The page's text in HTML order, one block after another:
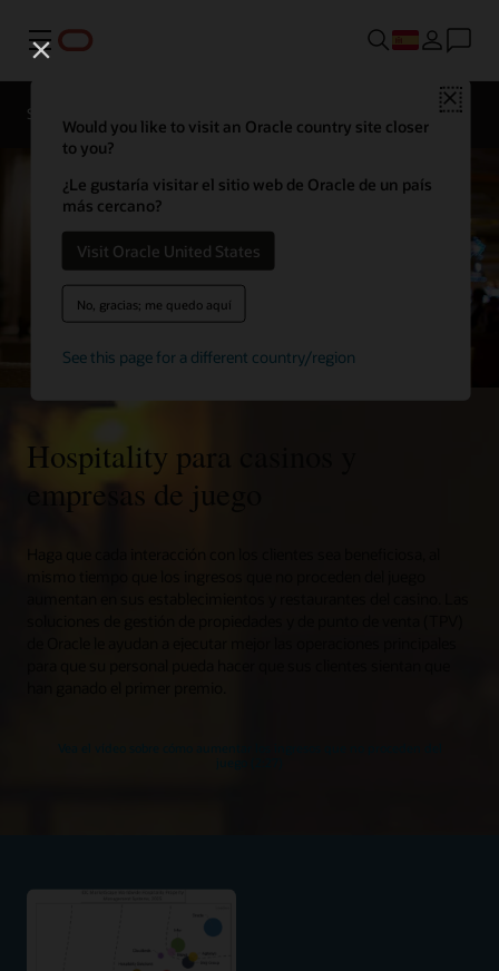
Menú
Close
Would you like to visit an Oracle country site closer
to you?
¿Le gustaría visitar el sitio web de Oracle de un país
más cercano?
Visit Oracle United States
No, gracias; me quedo aquí
See this page for a different country/region
Solutions
Ponte en
contacto
con un
experto en
Hospitality para casinos y
empresas de juego